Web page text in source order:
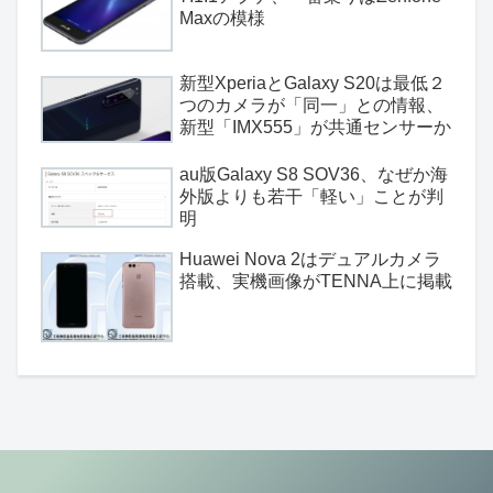
Maxの模様
新型XperiaとGalaxy S20は最低２
つのカメラが「同一」との情報、
新型「IMX555」が共通センサーか
au版Galaxy S8 SOV36、なぜか海
外版よりも若干「軽い」ことが判
明
Huawei Nova 2はデュアルカメラ
搭載、実機画像がTENNA上に掲載